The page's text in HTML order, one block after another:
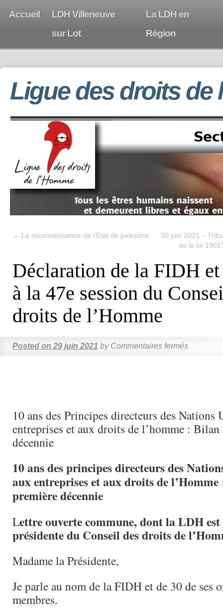
Accueil
LDH Villeneuve
sur Lot
La LDH en
Région
Ligue des droits de
← La reconnaissance de l’Etat de palestine
30 juin 2021 –
de la loi
Déclaration de la FIDH et
à la 47e session du
droits de l’Homme
Posted on 29 juin 2021 by Commentaires fermés
10 ans des Principes directeurs des Nations
entreprises et aux droits de l’homme :
décennie
10 ans des principes directeurs des
aux entreprises et aux droits de
première décennie
Lettre ouverte commune, dont la LDH
présidente du Conseil des droits de
Madame la Présidente,
Je parle au nom de la FIDH et de 30 de ses
membres.